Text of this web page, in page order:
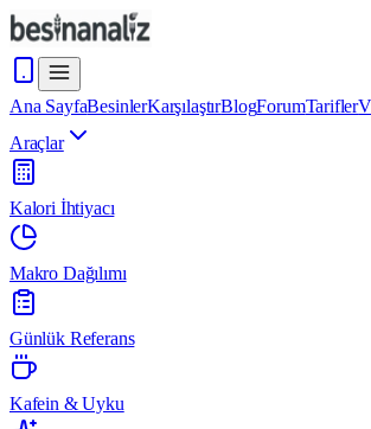
Ana SayfaBesinlerKarşılaştırBlogForumTarifler
Araçlar
Kalori İhtiyacı
Makro Dağılımı
Günlük Referans
Kafein & Uyku